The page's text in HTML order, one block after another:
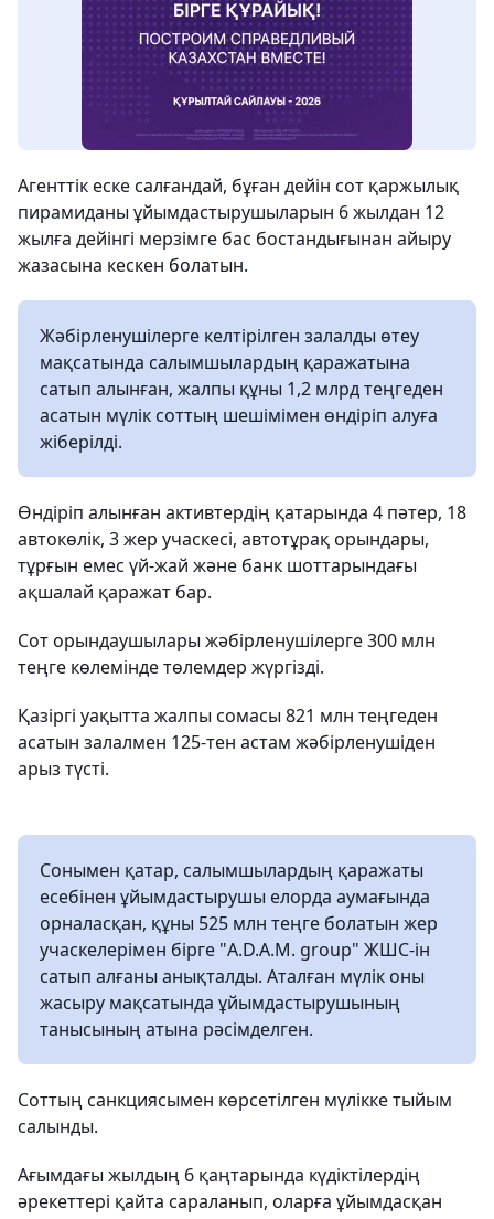
Агенттік еске салғандай, бұған дейін сот қаржылық
пирамиданы ұйымдастырушыларын 6 жылдан 12
жылға дейінгі мерзімге бас бостандығынан айыру
жазасына кескен болатын.
Жәбірленушілерге келтірілген залалды өтеу
мақсатында салымшылардың қаражатына
сатып алынған, жалпы құны 1,2 млрд теңгеден
асатын мүлік соттың шешімімен өндіріп алуға
жіберілді.
Өндіріп алынған активтердің қатарында 4 пәтер, 18
автокөлік, 3 жер учаскесі, автотұрақ орындары,
тұрғын емес үй-жай және банк шоттарындағы
ақшалай қаражат бар.
Сот орындаушылары жәбірленушілерге 300 млн
теңге көлемінде төлемдер жүргізді.
Қазіргі уақытта жалпы сомасы 821 млн теңгеден
асатын залалмен 125-тен астам жәбірленушіден
арыз түсті.
Сонымен қатар, салымшылардың қаражаты
есебінен ұйымдастырушы елорда аумағында
орналасқан, құны 525 млн теңге болатын жер
учаскелерімен бірге "A.D.A.M. group" ЖШС-ін
сатып алғаны анықталды. Аталған мүлік оны
жасыру мақсатында ұйымдастырушының
танысының атына рәсімделген.
Соттың санкциясымен көрсетілген мүлікке тыйым
салынды.
Ағымдағы жылдың 6 қаңтарында күдіктілердің
әрекеттері қайта сараланып, оларға ұйымдасқан